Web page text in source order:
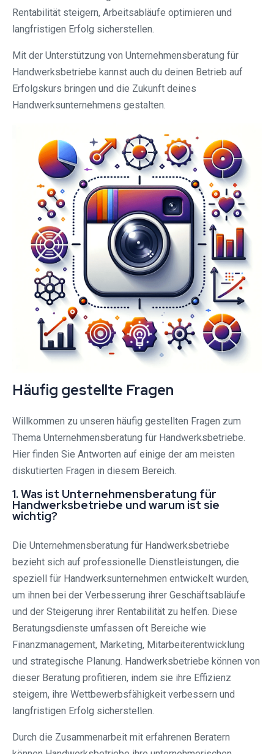
Rentabilität steigern, Arbeitsabläufe optimieren und
langfristigen Erfolg sicherstellen.
Mit der Unterstützung von Unternehmensberatung für
Handwerksbetriebe kannst auch du deinen Betrieb auf
Erfolgskurs bringen und die Zukunft deines
Handwerksunternehmens gestalten.
Häufig gestellte Fragen
Willkommen zu unseren häufig gestellten Fragen zum
Thema Unternehmensberatung für Handwerksbetriebe.
Hier finden Sie Antworten auf einige der am meisten
diskutierten Fragen in diesem Bereich.
1. Was ist Unternehmensberatung für
Handwerksbetriebe und warum ist sie
wichtig?
Die Unternehmensberatung für Handwerksbetriebe
bezieht sich auf professionelle Dienstleistungen, die
speziell für Handwerksunternehmen entwickelt wurden,
um ihnen bei der Verbesserung ihrer Geschäftsabläufe
und der Steigerung ihrer Rentabilität zu helfen. Diese
Beratungsdienste umfassen oft Bereiche wie
Finanzmanagement, Marketing, Mitarbeiterentwicklung
und strategische Planung. Handwerksbetriebe können von
dieser Beratung profitieren, indem sie ihre Effizienz
steigern, ihre Wettbewerbsfähigkeit verbessern und
langfristigen Erfolg sicherstellen.
Durch die Zusammenarbeit mit erfahrenen Beratern